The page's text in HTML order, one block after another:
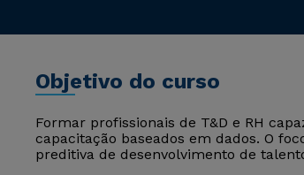
Objetivo do curso
Formar profissionais de T&D e RH
capacitação baseados em dados. O
preditiva de desenvolvimento de